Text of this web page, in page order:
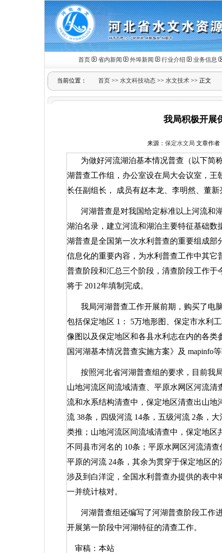
首页 省内新闻 外埠新闻 行业介绍 业务信息
当前位置： 首页 >> 水文科技动态 >> 水文技术 >> 正文
我局积极开展
来源： 保定水文局 文章作者
为做好河流湖泊基本情况普查（以下简
湖普查工作组，办公室设在局大会议室，
长任副组长，
成员有赵本龙、李明然、董
河湖普查是对我国给定标准以上河流和
湖泊名录，建立河流和湖泊主要特征基础
湖普查是全国第一次水利普查的重要组成
信息化的重要内容，为水利普查工作中其
普查阶段和汇总三个阶段，清查阶段工作
将于 2012年填制完成。
我局河湖普查工作开展前期，购买了电
包括保定地区 1 ： 5万地形图、保定市水利
像图以及保定地区和各县水利志在内的各
国河湖基本情况普查实施方案》及 mapinfo
按照河北省河湖普查组的要求，目前我
山地河流区间流域清查、平原水网区河流
流和水系结构清查中，保定地区清查出山地
流 38条，四级河流 14条，五级河流 2条，大
类推；山地河流区间流域清查中，保定地
不同县市河名的 10条；平原水网区河流清
平原的河流 24条，其余为贯穿于保定地区
涉及到白洋淀，全国水利普查办提供的表
一并统计核对。
河湖普查组还编写了河湖普查阶段工作
开展第一阶段中河湖特征的清查工作。
审稿：本站